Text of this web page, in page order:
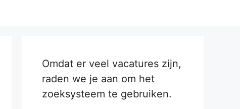
Omdat er veel vacatures zijn,
raden we je aan om het
zoeksysteem te gebruiken.